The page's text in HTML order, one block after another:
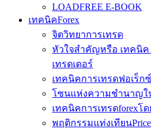
LOADFREE E-BOOK
เทคนิคForex
จิตวิทยาการเทรด
หัวใจสำคัญหรือ เทคนิค
เทรดเดอร์
เทคนิคการเทรดฟอเร็ก
โซนแห่งความชำนาญใ
เทคนิคการเทรดforexโด
พฤติกรรมแท่งเทียนPrice